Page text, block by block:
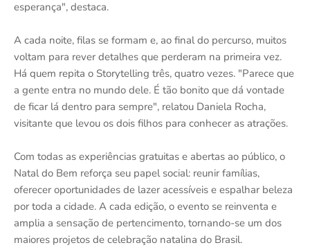
esperança", destaca.
A cada noite, filas se formam e, ao final do percurso, muitos
voltam para rever detalhes que perderam na primeira vez.
Há quem repita o Storytelling três, quatro vezes. "Parece que
a gente entra no mundo dele. É tão bonito que dá vontade
de ficar lá dentro para sempre", relatou Daniela Rocha,
visitante que levou os dois filhos para conhecer as atrações.
Com todas as experiências gratuitas e abertas ao público, o
Natal do Bem reforça seu papel social: reunir famílias,
oferecer oportunidades de lazer acessíveis e espalhar beleza
por toda a cidade. A cada edição, o evento se reinventa e
amplia a sensação de pertencimento, tornando-se um dos
maiores projetos de celebração natalina do Brasil.